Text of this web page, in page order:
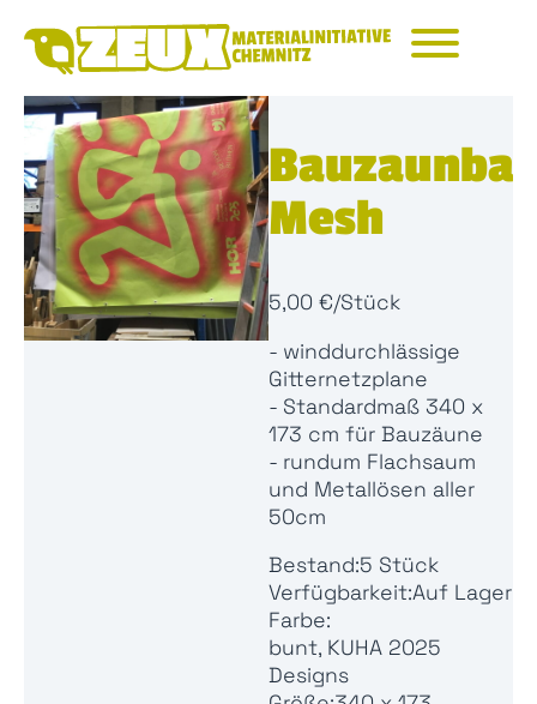
Mesh
5,00 €/Stück
- winddurchlässige
Gitternetzplane
- Standardmaß 340 x
173 cm für Bauzäune
- rundum Flachsaum
und Metallösen aller
50cm
Bestand:5 Stück
Verfügbarkeit:Auf Lager
Farbe:
bunt, KUHA 2025
Designs